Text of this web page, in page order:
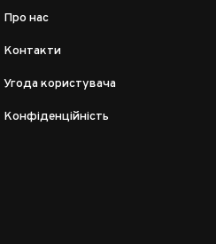
Про нас
Контакти
Угода користувача
Конфіденційність